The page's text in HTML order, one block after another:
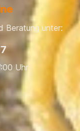
Beratung unter:
Uhr